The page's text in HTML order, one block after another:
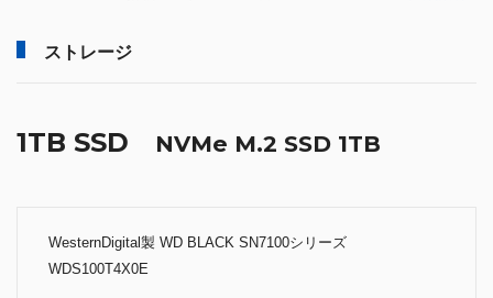
ストレージ
1TB SSD NVMe M.2 SSD 1TB
WesternDigital製 WD BLACK SN7100シリーズ
WDS100T4X0E